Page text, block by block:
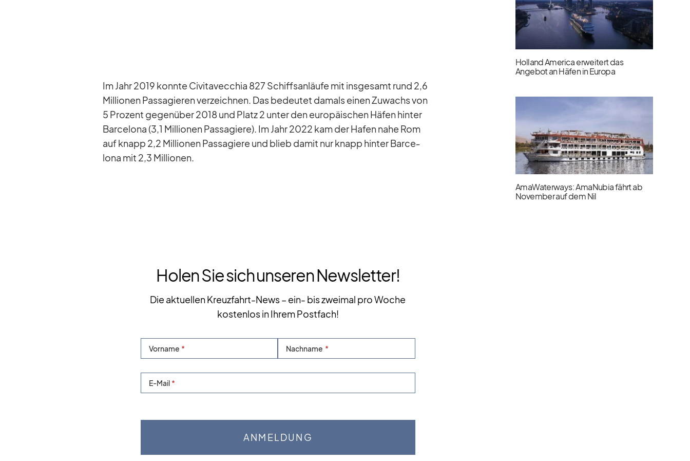
Im Jahr 2019 konnte Ci­vi­ta­vec­chia 827 Schiffs­an­läufe mit ins­ge­samt rund 2,6
Mil­lio­nen Pas­sa­gie­ren ver­zeich­nen. Das be­deu­tet da­mals ei­nen Zu­wachs von
5 Pro­zent ge­gen­über 2018 und Platz 2 un­ter den eu­ro­päi­schen Hä­fen hin­ter
Bar­ce­lona (3,1 Mil­lio­nen Pas­sa­giere). Im Jahr 2022 kam der Ha­fen nahe Rom
auf knapp 2,2 Mil­lio­nen Pas­sa­giere und blieb da­mit nur knapp hin­ter Bar­ce­
lona mit 2,3 Mil­lio­nen.
Holen Sie sich unseren Newsletter!
Die aktuellen Kreuzfahrt-News – ein- bis zweimal pro Woche
kostenlos in Ihrem Postfach!
Vorname Nachname
E-Mail
Holland America erweitert das
Angebot an Häfen in Europa
AmaWaterways: AmaNubia fährt ab
November auf dem Nil